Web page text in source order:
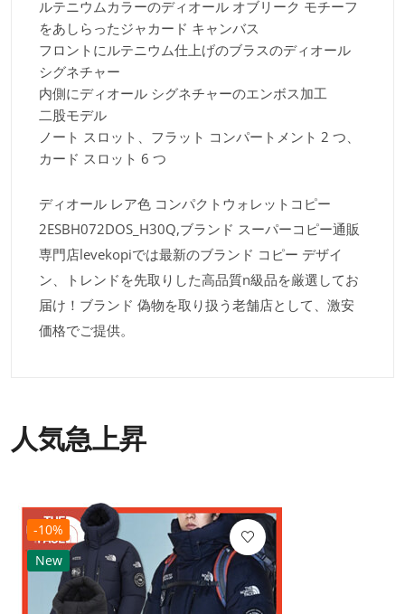
ルテニウムカラーのディオール オブリーク モチーフ
をあしらったジャカード キャンバス
フロントにルテニウム仕上げのブラスのディオール
シグネチャー
内側にディオール シグネチャーのエンボス加工
二股モデル
ノート スロット、フラット コンパートメント 2 つ、
カード スロット 6 つ
ディオール レア色 コンパクトウォレットコピー
2ESBH072DOS_H30Q,ブランド スーパーコピー通販
専門店levekopiでは最新のブランド コピー デザイ
ン、トレンドを先取りした高品質n級品を厳選してお
届け！ブランド 偽物を取り扱う老舗店として、激安
価格でご提供。
人気急上昇
-10%
New